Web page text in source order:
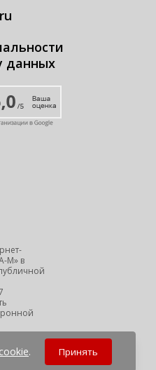
данных
М» в
АЛЬФА-М" - офисная мебель
. Принять